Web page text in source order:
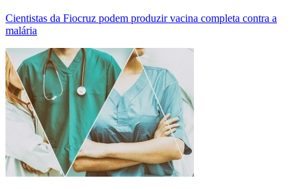
Cientistas da Fiocruz podem produzir vacina completa contra a
malária